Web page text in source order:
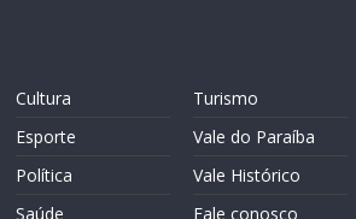
Cultura
Esporte
Política
Saúde
Turismo
Vale do Paraíba
Vale Histórico
Fale conosco